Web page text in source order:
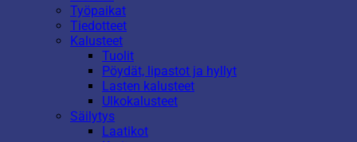
Työpaikat
Tiedotteet
Kalusteet
Tuolit
Pöydät, lipastot ja hyllyt
Lasten kalusteet
Ulkokalusteet
Säilytys
Laatikot